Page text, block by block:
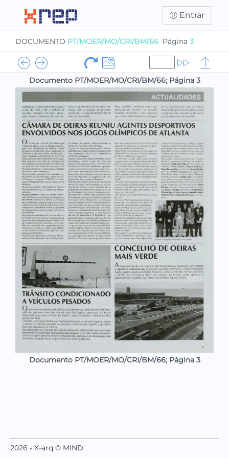
Entrar
DOCUMENTO PT/MOER/MO/CRI/BM/66 Página 3
Documento PT/MOER/MO/CRI/BM/66; Página 3
Documento PT/MOER/MO/CRI/BM/66; Página 3
2026 - X-arq © MIND